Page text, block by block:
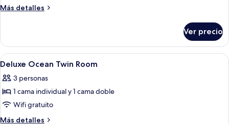
Over
Double
No
View
Más detalles
Más
Over
Double
Double,
View
Ver precio
Abrir
todas
las
fotos
de
Deluxe
Escritorio, cortinas blackout y
7
Deluxe Ocean Twin Room
3 personas
1 cama individual y 1 cama doble
Wifi gratuito
Más detalles
Más